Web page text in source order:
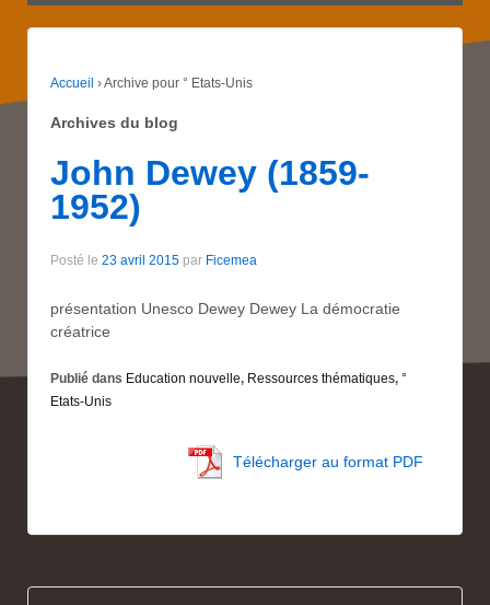
Accueil ›Archive pour ° Etats-Unis
Archives du blog
John Dewey (1859-
1952)
Posté le 23 avril 2015 par Ficemea
présentation Unesco Dewey Dewey La démocratie
créatrice
Publié dans Education nouvelle, Ressources thématiques, °
Etats-Unis
Télécharger au format PDF